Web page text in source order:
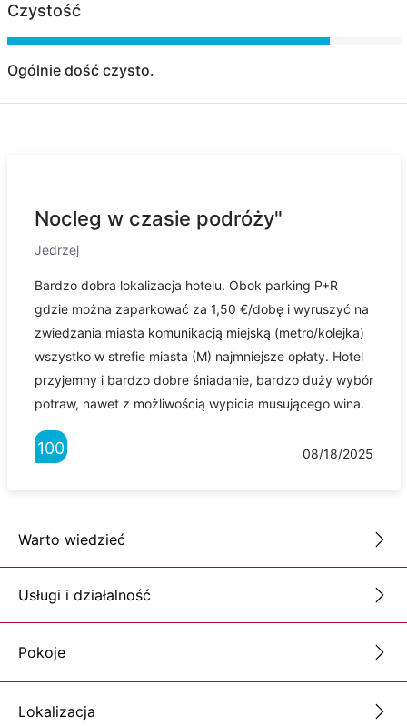
Czystość
Ogólnie dość czysto.
Nocleg w czasie podróży"
Jedrzej
Bardzo dobra lokalizacja hotelu. Obok parking P+R
gdzie można zaparkować za 1,50 €/dobę i wyruszyć na
zwiedzania miasta komunikacją miejską (metro/kolejka)
wszystko w strefie miasta (M) najmniejsze opłaty. Hotel
przyjemny i bardzo dobre śniadanie, bardzo duży wybór
potraw, nawet z możliwością wypicia musującego wina.
100 08/18/2025
Warto wiedzieć
Usługi i działalność
Pokoje
Lokalizacja